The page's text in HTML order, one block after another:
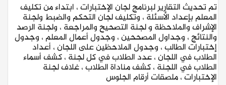
تم تحديث التقارير لبرنامج لجان الإختبارات ، ابتداء من تكليف
المعلم بإعداد الأسئلة ، وتكليف لجان التحكم والضبط ولجنة
الإشراف والملاحظة و لجنة التصحيح والمراجعة ، ولجنة الرصد
والنتائج ، وجداول المصححين ، وجدول أعمال المعلم ، وجدول
إختبارات الطالب ، وجدول الملاحظين على اللجان ، أعداد
الطلاب في اللجان ، عدد الطلاب في كل لجنة ، كشف أسماء
الطلاب في اللجنة ، كشف مناداة الطلاب ، غلاف لجنة
الإختبارات ، ملصقات أرقام الجلوس